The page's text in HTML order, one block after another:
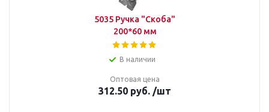
5035 Ручка "Скоба"
200*60 мм
В наличии
Оптовая цена
312.50 руб. /шт